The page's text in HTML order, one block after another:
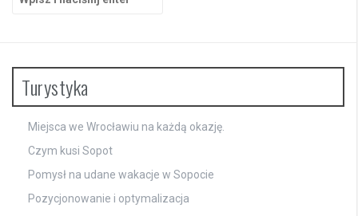
Turystyka
Miejsca we Wrocławiu na każdą okazję.
Czym kusi Sopot
Pomysł na udane wakacje w Sopocie
Pozycjonowanie i optymalizacja